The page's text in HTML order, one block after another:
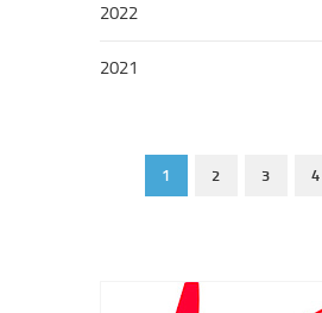
2022
2021
1 2 3 4